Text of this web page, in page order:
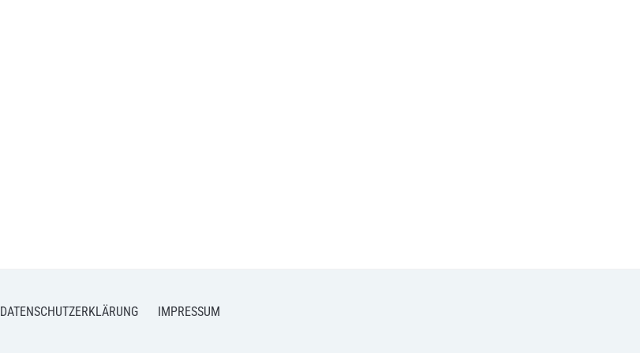
DATENSCHUTZERKLÄRUNG IMPRESSUM